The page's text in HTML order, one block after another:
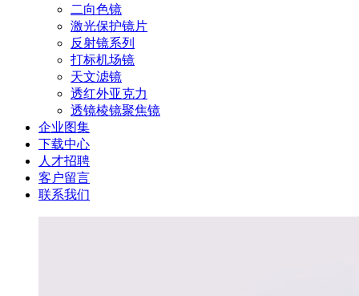
二向色镜
激光保护镜片
反射镜系列
打标机场镜
天文滤镜
透红外亚克力
透镜棱镜聚焦镜
企业图集
下载中心
人才招聘
客户留言
联系我们